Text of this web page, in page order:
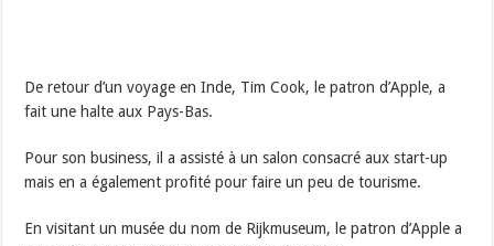
De retour d’un voyage en Inde, Tim Cook, le patron d’Apple, a
fait une halte aux Pays-Bas.
Pour son business, il a assisté à un salon consacré aux start-up
mais en a également profité pour faire un peu de tourisme.
En visitant un musée du nom de Rijkmuseum, le patron d’Apple a